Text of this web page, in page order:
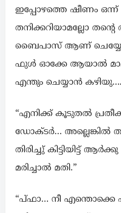
ഇപ്പോഴത്തെ ഷീണം ഒന്ന്
തനിക്കറിയാമല്ലോ
ബൈപാസ് ആണ്
ഫുൾ ഓക്കേ ആയാൽ
എന്തും ചെയ്യാൻ
“എനിക്ക് കൂടുതൽ
ഡോക്ടർ… അല്ലെങ്കിൽ
തിരിച്ചു് കിട്ടിയിട്ട്
മരിച്ചാൽ മതി.”
“പ്ഫാ… നീ എന്തൊക്കെ